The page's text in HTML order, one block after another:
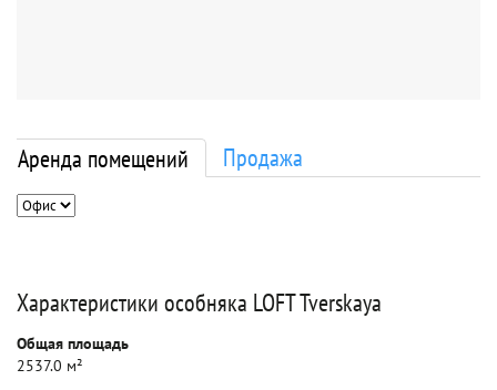
Аренда помещений Продажа
Характеристики особняка LOFT Tverskaya
Общая площадь
2537.0 м²